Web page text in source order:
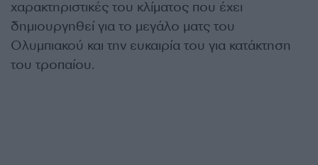
χαρακτηριστικές του κλίματος που έχει
δημιουργηθεί για το μεγάλο ματς του
Ολυμπιακού και την ευκαιρία του για κατάκτηση
του τροπαίου.